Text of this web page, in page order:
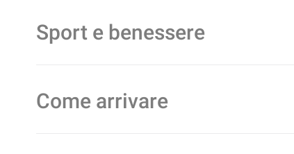
Sport e benessere
Come arrivare